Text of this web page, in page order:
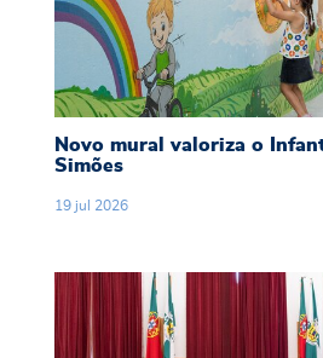
Novo mural valoriza o
Simões
19 jul 2026
Câmara Municipal de